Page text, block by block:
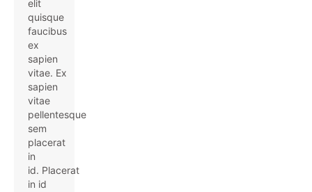
elit
quisque
faucibus
ex
sapien
vitae. Ex
sapien
vitae
pellentesque
sem
placerat
in
id. Placerat
in id